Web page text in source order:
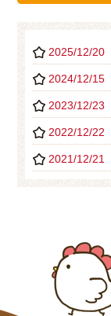
2025/12/20
2024/12/15
2023/12/23
2022/12/22
2021/12/21